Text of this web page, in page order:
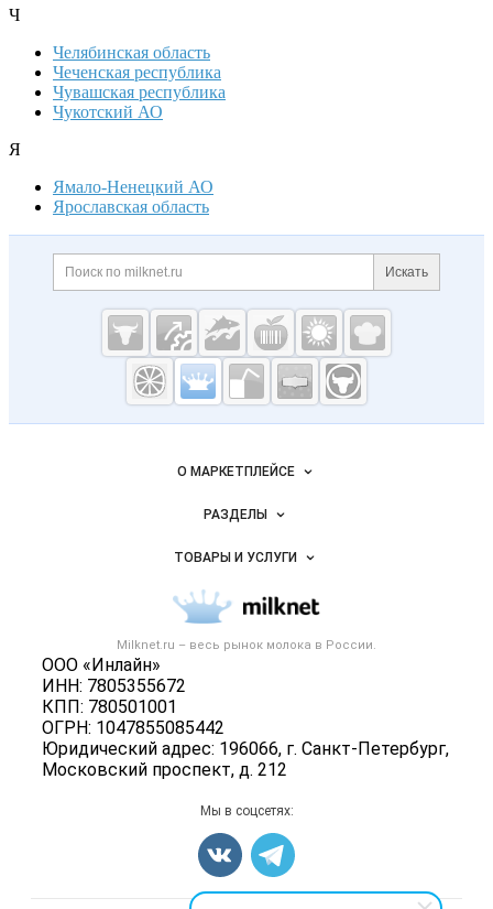
Ч
Челябинская область
Чеченская республика
Чувашская республика
Чукотский АО
Я
Ямало-Ненецкий АО
Ярославская область
Дополнительная информация
Поиск по сайту и
Искать
Cсылки на полезные проекты
Молочная
промышленность
Milknet.ru
Важные разделы и контакты
Milknet.ru – весь рынок молока в России.
ООО «Инлайн»
ИНН: 7805355672
КПП: 780501001
ОГРН: 1047855085442
Юридический адрес: 196066, г. Санкт-Петербург,
Московский проспект, д. 212
Навигация по сайтуО МАРКЕТПЛЕЙСЕ
Новости Milknet.ru
Размещение рекламы
Публичная оферта
Контактная информация
Политика обработки персональных данных
РАЗДЕЛЫ
Объявления
Новости рынка
ТОВАРЫ И УСЛУГИ
Молочная продукция
Вторичное сырье
Оборудование
Карта объявлений
Мы в соцсетях: